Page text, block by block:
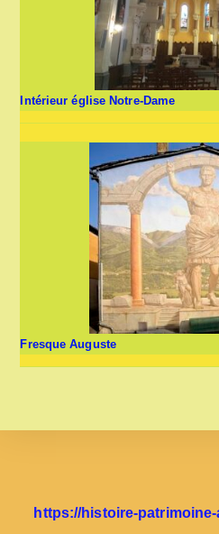
Intérieur église Notre-Dame
Fresque Auguste
https://histoire-